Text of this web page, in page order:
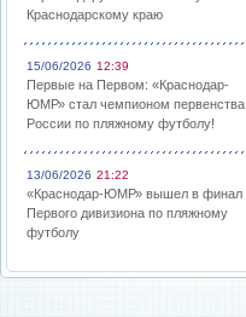
Краснодарскому краю
15/06/2026 12:39
Первые на Первом: «Краснодар-
ЮМР» стал чемпионом первенства
России по пляжному футболу!
13/06/2026 21:22
«Краснодар-ЮМР» вышел в финал
Первого дивизиона по пляжному
футболу